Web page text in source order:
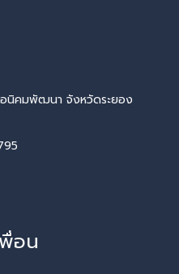
นิคมพัฒนา จังหวัดระยอง
อน